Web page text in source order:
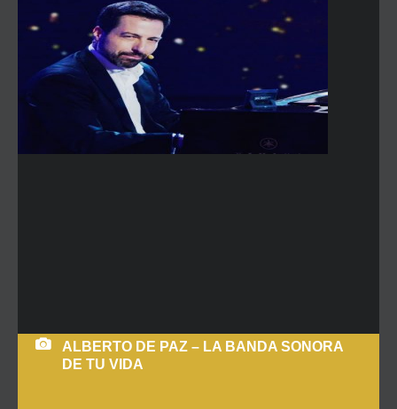
ALBERTO DE PAZ – LA BANDA SONORA
DE TU VIDA